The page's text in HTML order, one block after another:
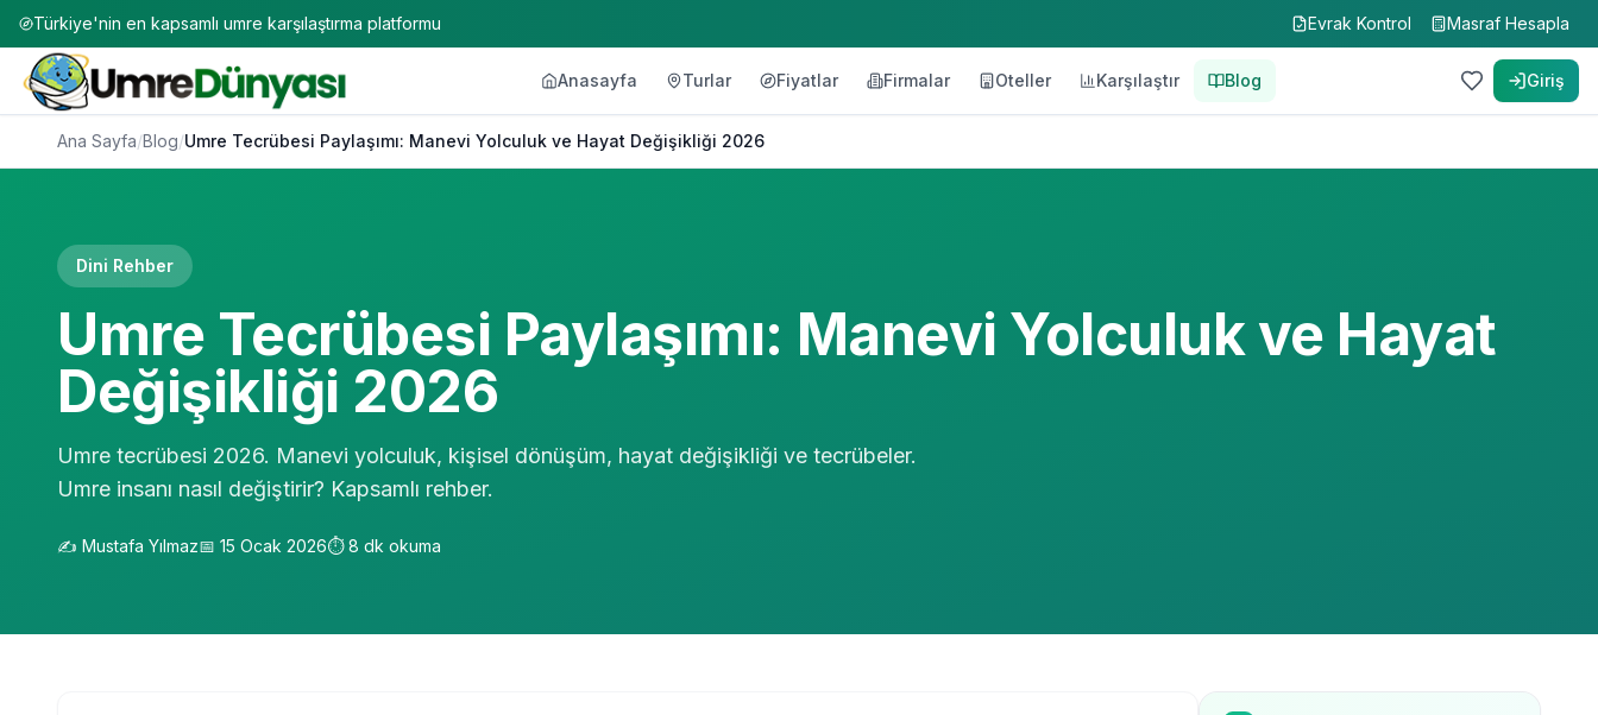
Türkiye'nin en kapsamlı umre karşılaştırma platformu Evrak Kontrol Masraf Hesapla
Anasayfa Turlar Fiyatlar Firmalar Oteller Karşılaştır Blog Giriş
Ana Sayfa/Blog/Umre Tecrübesi Paylaşımı: Manevi Yolculuk ve Hayat Değişikliği 2026
Dini Rehber
Umre Tecrübesi Paylaşımı: Manevi Yolculuk ve Hayat
Değişikliği 2026
Umre tecrübesi 2026. Manevi yolculuk, kişisel dönüşüm, hayat değişikliği ve tecrübeler.
Umre insanı nasıl değiştirir? Kapsamlı rehber.
✍️ Mustafa Yılmaz📅 15 Ocak 2026⏱️8 dk okuma